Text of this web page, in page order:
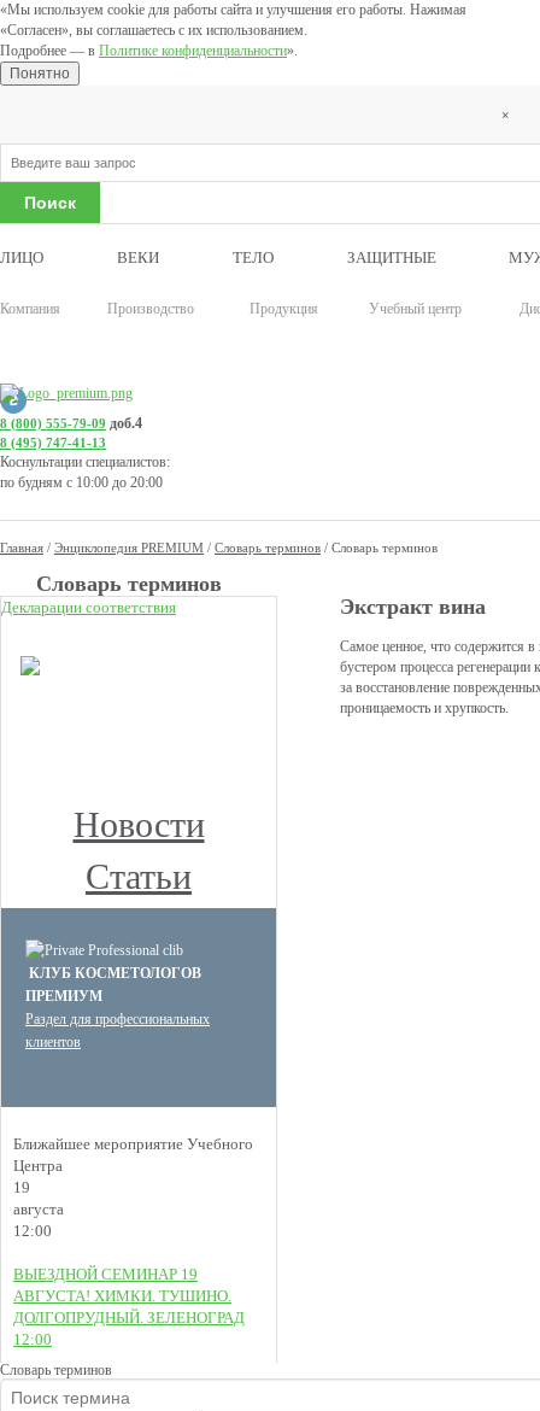
«Мы используем cookie для работы сайта и улучшения его работы. Нажимая
«Согласен», вы соглашаетесь с их использованием.
Подробнее — в Политике конфиденциальности».
Понятно
×
ЛИЦО ВЕКИ ТЕЛО ЗАЩИТНЫЕ
Компания Производство Продукция Учебный центр
8 (800) 555-79-09 доб.4
8 (495) 747-41-13
Коснультации специалистов:
по будням с 10:00 до 20:00
Главная / Энциклопедия PREMIUM / Словарь терминов / Словарь терминов
Cловарь терминов
Декларации соответствия
Новости
Статьи
КЛУБ КОСМЕТОЛОГОВ
ПРЕМИУМ
Раздел для профессиональных
клиентов
Ближайшее мероприятие Учебного
Центра
19
августа
12:00
ВЫЕЗДНОЙ СЕМИНАР 19
АВГУСТА! ХИМКИ. ТУШИНО.
ДОЛГОПРУДНЫЙ. ЗЕЛЕНОГРАД
12:00
Экстракт вина
Самое ценное, что содержится
бустером процесса
за восстановление
проницаемость и хрупкость.
Словарь терминов